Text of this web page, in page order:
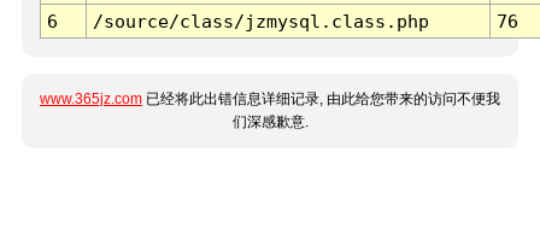
6
/source/class/jzmysql.class.php 76
www.365jz.com 已经将此出错信息详细记录, 由此给您带来的访问不便我
们深感歉意.